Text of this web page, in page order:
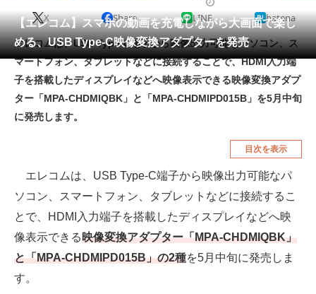
ペット 家電
工具・DIY 本・DVD・CD
生活家電 生活用品
空調・季節家電 美容・コスメ
メディア
【エレコム】スマホの動画を充電しながら大画面で楽し
める、USB Type-C映像変換アダプターを発売
X Share LINE hatena
エレコムは、USB Type-C端子から映像出力可能なパソコン、ス
マートフォン、タブレットなどに接続することで、HDMI入力端
子を搭載したディスプレイなどへ映像表示できる映像変換アダプ
ター「MPA-CHDMIQBK」と「MPA-CHDMIPD015B」を5月中旬
に発売します。
目次を表示
エレコムは、USB Type-C端子から映像出力可能なパ
ソコン、スマートフォン、タブレットなどに接続するこ
とで、HDMI入力端子を搭載したディスプレイなどへ映
像表示できる 映像変換アダプター「MPA-CHDMIQBK」
と「MPA-CHDMIPD015B」の2種を5月中旬に発売しま
す。